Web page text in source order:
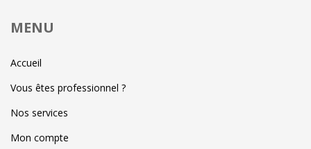
MENU
Accueil
Vous êtes professionnel ?
Nos services
Mon compte